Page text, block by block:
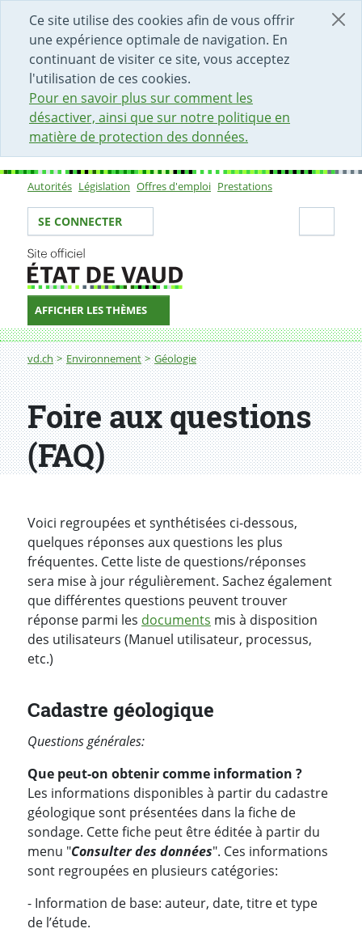
Ce site utilise des cookies afin de vous offrir
une expérience optimale de navigation. En
continuant de visiter ce site, vous acceptez
l'utilisation de ces cookies.
Pour en savoir plus sur comment les
désactiver, ainsi que sur notre politique en
matière de protection des données.
DÉBUT DU CONTENU DE LA PAGE
ACCÈS AU CHAMP DE RECHERCHE
PAGE D'ACCUEIL
FORMULAIRE DE CONTACT
Sous-navigation
Autorités Législation Offres d'emploi Prestations
Votre identité
SE CONNECTER
AFFICHER LES THÈMES
Fil d'Ariane
vd.ch Environnement Géologie
Foire aux questions (FAQ)
Foire aux questions
(FAQ)
Voici regroupées et synthétisées ci-dessous,
quelques réponses aux questions les plus
fréquentes. Cette liste de questions/réponses
sera mise à jour régulièrement. Sachez également
que différentes questions peuvent trouver
réponse parmi les documents mis à disposition
des utilisateurs (Manuel utilisateur, processus,
etc.)
Cadastre géologique
Questions générales:
Que peut-on obtenir comme information ?
Les informations disponibles à partir du cadastre
géologique sont présentées dans la fiche de
sondage. Cette fiche peut être éditée à partir du
menu "Consulter des données". Ces informations
sont regroupées en plusieurs catégories:
- Information de base: auteur, date, titre et type
de l’étude.